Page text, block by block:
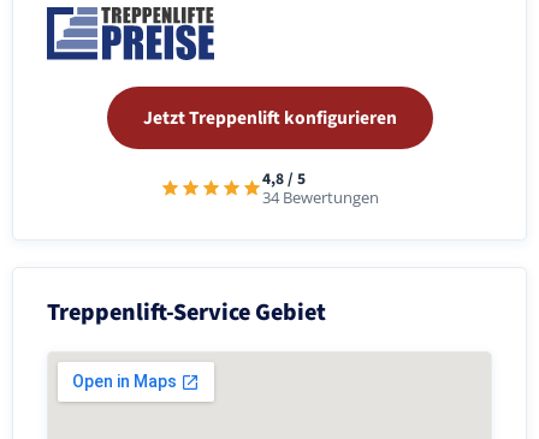
Jetzt Treppenlift konfigurieren
4,8 / 5
34 Bewertungen
Treppenlift-Service Gebiet